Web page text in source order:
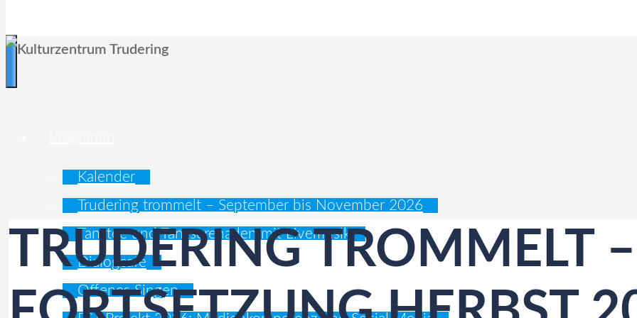
Kalender
Trudering trommelt – September bis November 2026
Tanztee und Tanzserenaden mit Livemusik
Dialogcafé
Offenes Singen
TRUDERING TROMMELT –